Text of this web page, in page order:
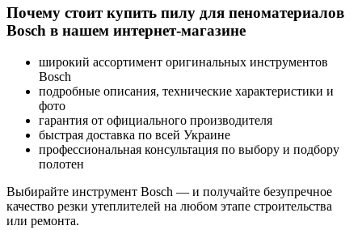
Почему стоит купить пилу для пеноматериалов
Bosch в нашем интернет-магазине
широкий ассортимент оригинальных инструментов
Bosch
подробные описания, технические характеристики и
фото
гарантия от официального производителя
быстрая доставка по всей Украине
профессиональная консультация по выбору и подбору
полотен
Выбирайте инструмент Bosch — и получайте безупречное
качество резки утеплителей на любом этапе строительства
или ремонта.